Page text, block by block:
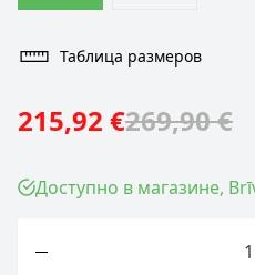
Таблица размеров
215,92 €269,90 €
Доступно в магазине,